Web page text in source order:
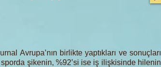
Avrupa’nın birlikte yaptıkları ve sonuçları
sporda şikenin, %92’si ise iş ilişkisinde hilenin